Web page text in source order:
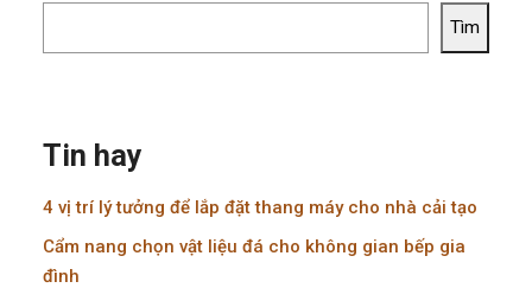
Tìm
Tin hay
4 vị trí lý tưởng để lắp đặt thang máy cho nhà cải tạo
Cẩm nang chọn vật liệu đá cho không gian bếp gia
đình